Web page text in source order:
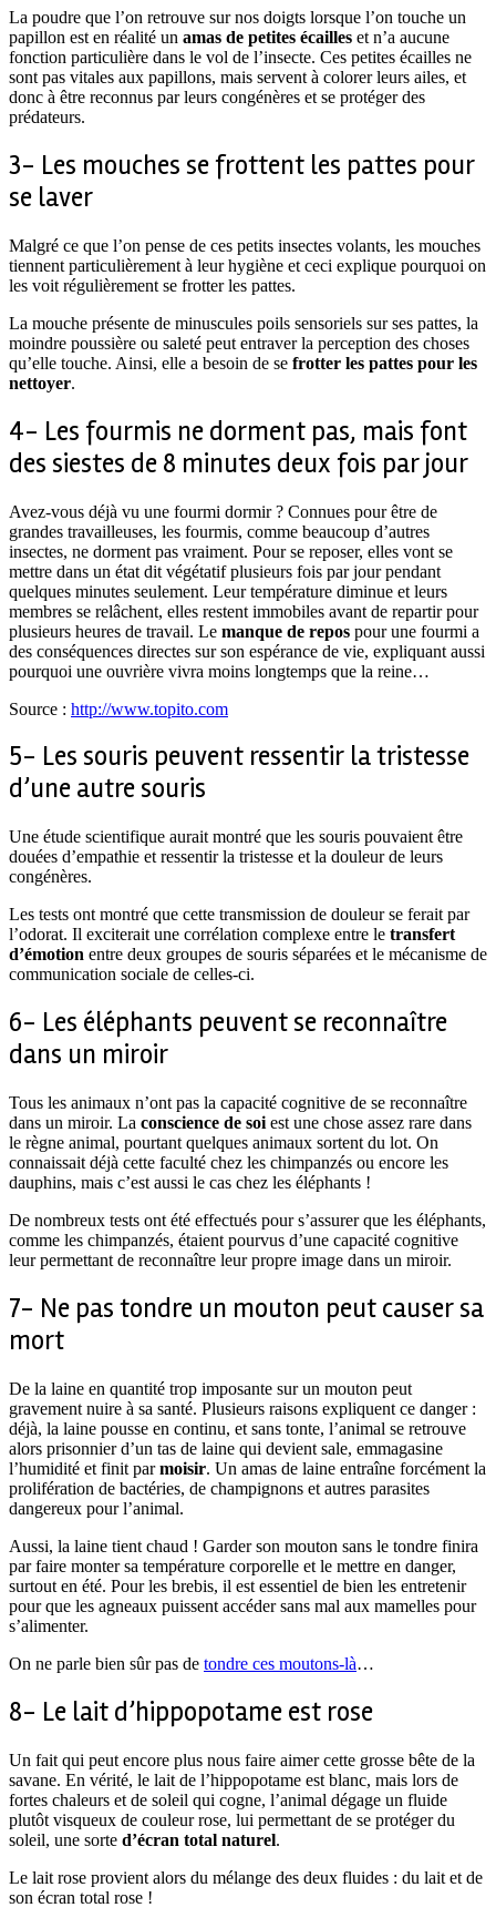
La poudre que l’on retrouve sur nos doigts lorsque l’on touche un
papillon est en réalité un amas de petites écailles et n’a aucune
fonction particulière dans le vol de l’insecte. Ces petites écailles ne
sont pas vitales aux papillons, mais servent à colorer leurs ailes, et
donc à être reconnus par leurs congénères et se protéger des
prédateurs.
3- Les mouches se frottent les pattes pour
se laver
Malgré ce que l’on pense de ces petits insectes volants, les mouches
tiennent particulièrement à leur hygiène et ceci explique pourquoi on
les voit régulièrement se frotter les pattes.
La mouche présente de minuscules poils sensoriels sur ses pattes, la
moindre poussière ou saleté peut entraver la perception des choses
qu’elle touche. Ainsi, elle a besoin de se frotter les pattes pour les
nettoyer.
4- Les fourmis ne dorment pas, mais font
des siestes de 8 minutes deux fois par jour
Avez-vous déjà vu une fourmi dormir ? Connues pour être de
grandes travailleuses, les fourmis, comme beaucoup d’autres
insectes, ne dorment pas vraiment. Pour se reposer, elles vont se
mettre dans un état dit végétatif plusieurs fois par jour pendant
quelques minutes seulement. Leur température diminue et leurs
membres se relâchent, elles restent immobiles avant de repartir pour
plusieurs heures de travail. Le manque de repos pour une fourmi a
des conséquences directes sur son espérance de vie, expliquant aussi
pourquoi une ouvrière vivra moins longtemps que la reine…
Source : http://www.topito.com
5- Les souris peuvent ressentir la tristesse
d’une autre souris
Une étude scientifique aurait montré que les souris pouvaient être
douées d’empathie et ressentir la tristesse et la douleur de leurs
congénères.
Les tests ont montré que cette transmission de douleur se ferait par
l’odorat. Il exciterait une corrélation complexe entre le transfert
d’émotion entre deux groupes de souris séparées et le mécanisme de
communication sociale de celles-ci.
6- Les éléphants peuvent se reconnaître
dans un miroir
Tous les animaux n’ont pas la capacité cognitive de se reconnaître
dans un miroir. La conscience de soi est une chose assez rare dans
le règne animal, pourtant quelques animaux sortent du lot. On
connaissait déjà cette faculté chez les chimpanzés ou encore les
dauphins, mais c’est aussi le cas chez les éléphants !
De nombreux tests ont été effectués pour s’assurer que les éléphants,
comme les chimpanzés, étaient pourvus d’une capacité cognitive
leur permettant de reconnaître leur propre image dans un miroir.
7- Ne pas tondre un mouton peut causer sa
mort
De la laine en quantité trop imposante sur un mouton peut
gravement nuire à sa santé. Plusieurs raisons expliquent ce danger :
déjà, la laine pousse en continu, et sans tonte, l’animal se retrouve
alors prisonnier d’un tas de laine qui devient sale, emmagasine
l’humidité et finit parmoisir. Un amas de laine entraîne forcément la
prolifération de bactéries, de champignons et autres parasites
dangereux pour l’animal.
Aussi, la laine tient chaud ! Garder son mouton sans le tondre finira
par faire monter sa température corporelle et le mettre en danger,
surtout en été. Pour les brebis, il est essentiel de bien les entretenir
pour que les agneaux puissent accéder sans mal aux mamelles pour
s’alimenter.
On ne parle bien sûr pas de tondre ces moutons-là…
8- Le lait d’hippopotame est rose
Un fait qui peut encore plus nous faire aimer cette grosse bête de la
savane. En vérité, le lait de l’hippopotame est blanc, mais lors de
fortes chaleurs et de soleil qui cogne, l’animal dégage un fluide
plutôt visqueux de couleur rose, lui permettant de se protéger du
soleil, une sorte d’écran total naturel.
Le lait rose provient alors du mélange des deux fluides : du lait et de
son écran total rose !